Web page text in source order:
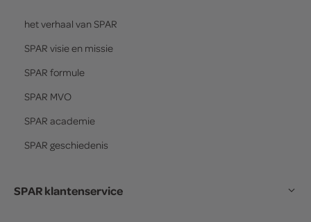
het verhaal van SPAR
SPAR visie en missie
SPAR formule
SPAR MVO
SPAR academie
SPAR geschiedenis
SPAR klantenservice